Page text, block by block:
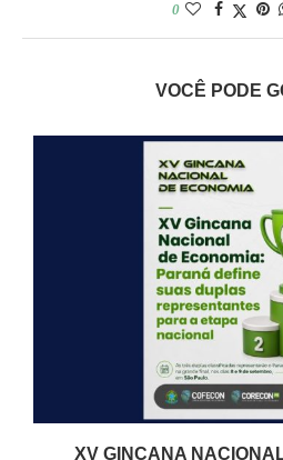
0
VOCÊ PODE
XV GINCANA